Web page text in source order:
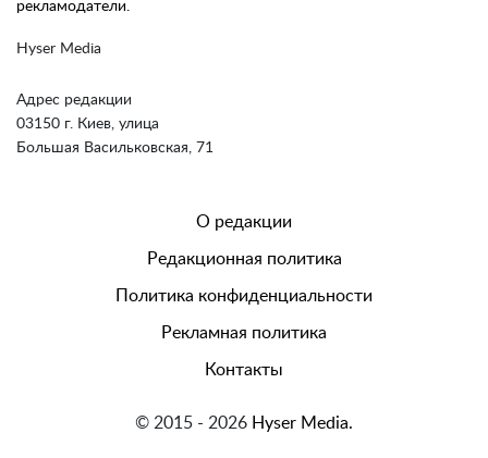
Hyser Media
Адрес редакции
03150 г. Киев, улица
Большая Васильковская, 71
рекламодатели.
О редакции
Редакционная политика
Политика конфиденциальности
Рекламная политика
Контакты
© 2015 - 2026 Hyser Media.